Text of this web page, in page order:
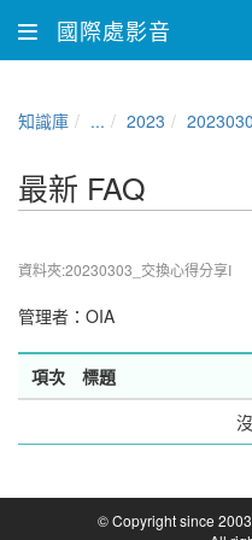
國際處影音
知識庫 ... 2023
最新 FAQ
資料夾:20230303_交換心得分享I
管理者： OIA
項次 標題
© Copyright since